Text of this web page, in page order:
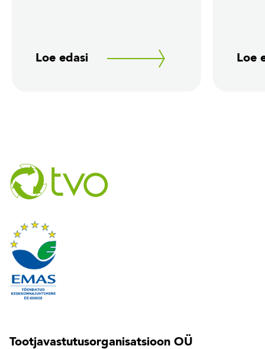
Loe edasi Loe
Tootjavastutusorganisatsioon OÜ